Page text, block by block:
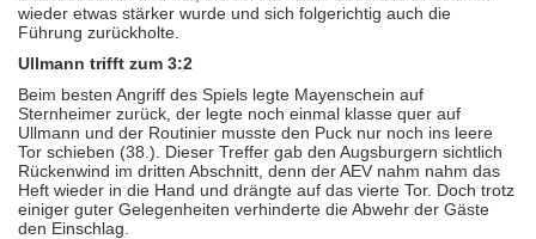
wieder etwas stärker wurde und sich folgerichtig auch die
Führung zurückholte.
Ullmann trifft zum 3:2
Beim besten Angriff des Spiels legte Mayenschein auf
Sternheimer zurück, der legte noch einmal klasse quer auf
Ullmann und der Routinier musste den Puck nur noch ins leere
Tor schieben (38.). Dieser Treffer gab den Augsburgern sichtlich
Rückenwind im dritten Abschnitt, denn der AEV nahm nahm das
Heft wieder in die Hand und drängte auf das vierte Tor. Doch trotz
einiger guter Gelegenheiten verhinderte die Abwehr der Gäste
den Einschlag.